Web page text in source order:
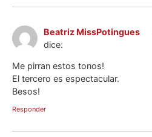
Beatriz MissPotingues
dice:
Me pirran estos tonos!
El tercero es espectacular.
Besos!
Responder